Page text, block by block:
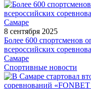
8 сентября 2025
Более 600 спортсменов
всероссийских
Самаре
Спортивные новости